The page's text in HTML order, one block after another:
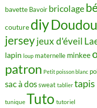
bavette Bavoir bricolage
couture diyDoudou
jerseyjeux d'éveil
lapin loup maternelle minkee
patron Petit poisson blanc
sac à dossweat tablier
tunique Tuto tutoriel